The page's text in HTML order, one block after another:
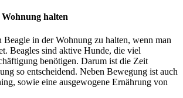
halten
Beagle in der Wohnung zu halten, wenn man
Beagles sind aktive Hunde, die viel
benötigen. Darum ist die Zeit
so entscheidend. Neben Bewegung ist auch
sowie eine ausgewogene Ernährung von